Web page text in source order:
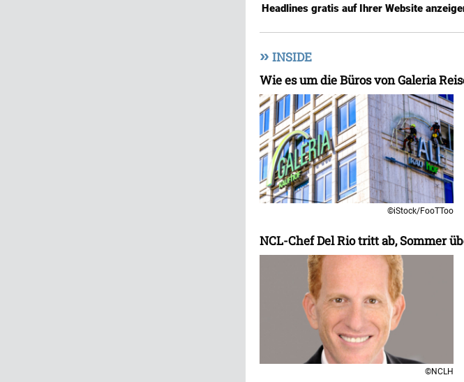
Headlines gratis auf Ihrer Website
» INSIDE
Wie es um die Büros von Galeria
©iStock/FooTToo
NCL-Chef Del Rio tritt ab, Sommer
©NCLH